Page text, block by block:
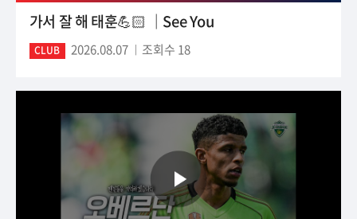
가서 잘 해 태훈💪🏻 ｜See You
CLUB 2026.08.07 조회수 18